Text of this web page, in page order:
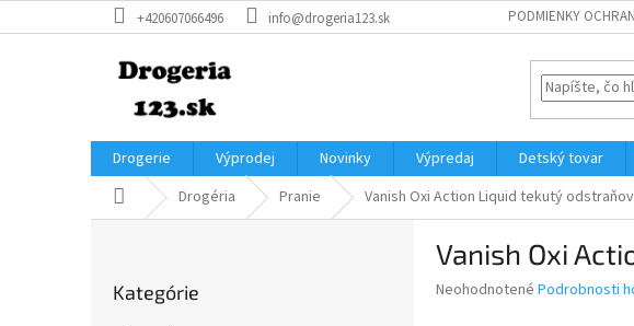
na
+420607066496 info@drogeria123.sk PODMIENKY
Drogerie Výprodej Novinky Výpredaj Detský tovar
DomovDrogéria Pranie Vanish Oxi Action Liquid tekutý
kategórie
Kategórie
Vanish Oxi
Priemerné
Neohodnotené Podrobnosti